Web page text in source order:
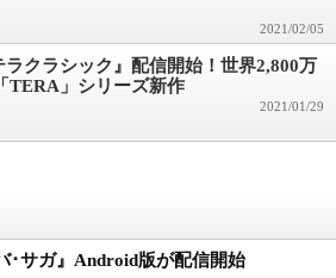
2021/02/05
クラシック』配信開始！世界2,800万
TERA」シリーズ新作
2021/01/29
･サガ』Android版が配信開始